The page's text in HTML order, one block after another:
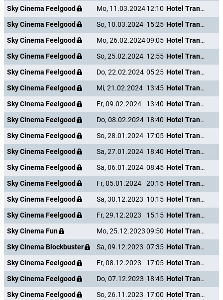
Sky Cinema Feelgood
Mo, 11.03.202412:10
Hotel Transsilvanien 2
Sky Cinema Feelgood
So, 10.03.2024 15:25
Hotel Transsilvanien 2
Sky Cinema Feelgood
Mo, 26.02.202409:05
Hotel Transsilvanien 2
Sky Cinema Feelgood
So, 25.02.2024 12:55
Hotel Transsilvanien 2
Sky Cinema Feelgood
Do, 22.02.2024 05:25
Hotel Transsilvanien 2
Sky Cinema Feelgood
Mi, 21.02.2024 13:45
Hotel Transsilvanien 2
Sky Cinema Feelgood
Fr, 09.02.2024 13:40
Hotel Transsilvanien 2
Sky Cinema Feelgood
Do, 08.02.2024 18:40
Hotel Transsilvanien 2
Sky Cinema Feelgood
So, 28.01.2024 17:05
Hotel Transsilvanien 2
Sky Cinema Feelgood
Sa, 27.01.2024 18:40
Hotel Transsilvanien 2
Sky Cinema Feelgood
Sa, 06.01.2024 08:45
Hotel Transsilvanien 2
Sky Cinema Feelgood
Fr, 05.01.2024 20:15
Hotel Transsilvanien 2
Sky Cinema Feelgood
Sa, 30.12.2023 10:15
Hotel Transsilvanien 2
Sky Cinema Feelgood
Fr, 29.12.2023 15:15
Hotel Transsilvanien 2
Sky Cinema Fun
Mo, 25.12.202309:50
Hotel Transsilvanien 2
Sky Cinema Blockbuster
Sa, 09.12.2023 07:35
Hotel Transsilvanien 2
Sky Cinema Feelgood
Fr, 08.12.2023 17:05
Hotel Transsilvanien 2
Sky Cinema Feelgood
Do, 07.12.2023 18:45
Hotel Transsilvanien 2
Sky Cinema Feelgood
So, 26.11.2023 17:00
Hotel Transsilvanien 2